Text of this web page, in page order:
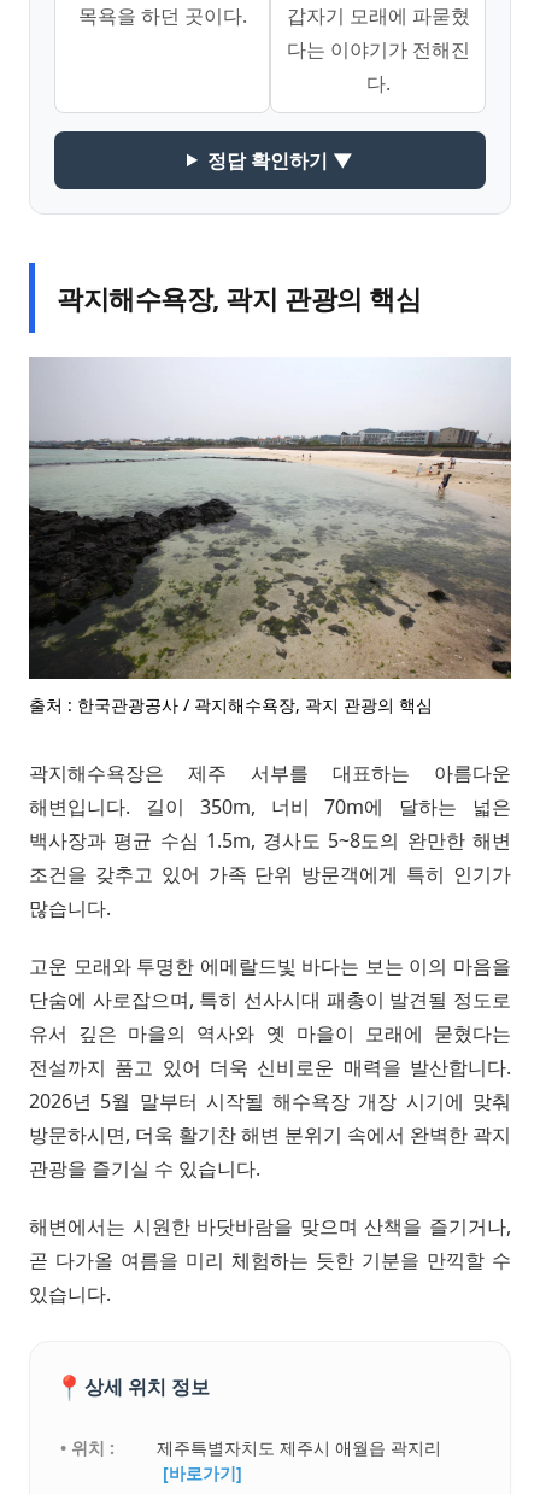
목욕을 하던 곳이다.
갑자기 모래에 파묻혔
다는 이야기가 전해진
다.
정답 확인하기 ▼
곽지해수욕장, 곽지 관광의 핵심
출처 : 한국관광공사 / 곽지해수욕장, 곽지 관광의 핵심
곽지해수욕장은 제주 서부를 대표하는 아름다운
해변입니다. 길이 350m, 너비 70m에 달하는 넓은
백사장과 평균 수심 1.5m, 경사도 5~8도의 완만한 해변
조건을 갖추고 있어 가족 단위 방문객에게 특히 인기가
많습니다.
고운 모래와 투명한 에메랄드빛 바다는 보는 이의 마음을
단숨에 사로잡으며, 특히 선사시대 패총이 발견될 정도로
유서 깊은 마을의 역사와 옛 마을이 모래에 묻혔다는
전설까지 품고 있어 더욱 신비로운 매력을 발산합니다.
2026년 5월 말부터 시작될 해수욕장 개장 시기에 맞춰
방문하시면, 더욱 활기찬 해변 분위기 속에서 완벽한 곽지
관광을 즐기실 수 있습니다.
해변에서는 시원한 바닷바람을 맞으며 산책을 즐기거나,
곧 다가올 여름을 미리 체험하는 듯한 기분을 만끽할 수
있습니다.
📍 상세 위치 정보
• 위치 :
제주특별자치도 제주시 애월읍 곽지리
[바로가기]